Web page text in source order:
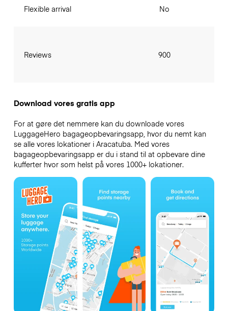
Flexible arrival
Reviews
No
900
Download vores gratis app
For at gøre det nemmere kan du downloade vores
LuggageHero bagageopbevaringsapp, hvor du nemt kan
se alle vores lokationer i Aracatuba. Med vores
bagageopbevaringsapp er du i stand til at opbevare dine
kufferter hvor som helst på vores 1000+ lokationer.